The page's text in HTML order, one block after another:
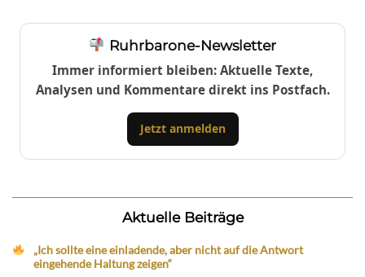
Ruhrbarone-Newsletter
Immer informiert bleiben: Aktuelle Texte,
Analysen und Kommentare direkt ins Postfach.
Jetzt anmelden
Aktuelle Beiträge
„Ich sollte eine einladende, aber nicht auf die Antwort
eingehende Haltung zeigen“